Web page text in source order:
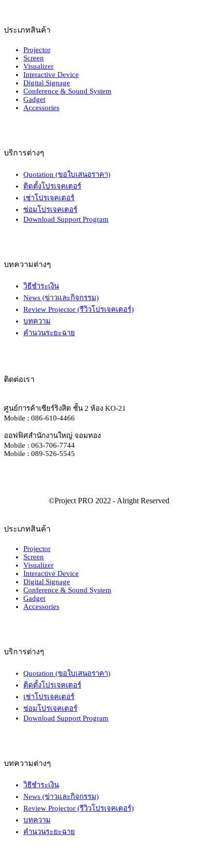
ประเภทสินค้า
Projector
Screen
Visualizer
Interactive Device
Digital Signage
Conference & Sound System
Gadget
Accessories
บริการต่างๆ
Quotation (ขอใบเสนอราคา)
ติดตั้งโปรเจคเตอร์
เช่าโปรเจคเตอร์
ซ่อมโปรเจคเตอร์
Download Support Program
บทความต่างๆ
วิธีชำระเงิน
News (ข่าวและกิจกรรม)
Review Projector (รีวิวโปรเจคเตอร์)
บทความ
คำนวนระยะฉาย
ติดต่อเรา
ศูนย์การค้าเซียร์ริงสิต ชั้น 2 ห้อง KO-21
Mobile : 086-610-4466
ออฟฟิศสำนักงานใหญ่ จอมทอง
Mobile : 063-706-7744
Mobile : 089-526-5545
ประเภทสินค้า
Projector
Screen
Visualizer
Interactive Device
Digital Signage
Conference & Sound System
Gadget
Accessories
บริการต่างๆ
Quotation (ขอใบเสนอราคา)
ติดตั้งโปรเจคเตอร์
เช่าโปรเจคเตอร์
ซ่อมโปรเจคเตอร์
Download Support Program
บทความต่างๆ
วิธีชำระเงิน
News (ข่าวและกิจกรรม)
Review Projector (รีวิวโปรเจคเตอร์)
บทความ
คำนวนระยะฉาย